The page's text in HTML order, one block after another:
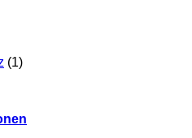
(1)